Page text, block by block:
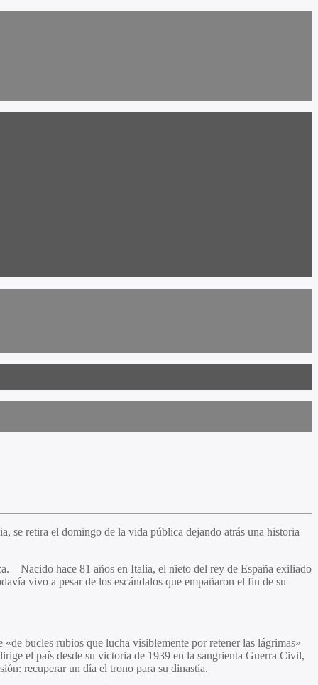
se retira el domingo de la vida pública dejando atrás una historia
Nacido hace 81 años en Italia, el nieto del rey de España exiliado
vivo a pesar de los escándalos que empañaron el fin de su
bucles rubios que lucha visiblemente por retener las lágrimas»
el país desde su victoria de 1939 en la sangrienta Guerra Civil,
recuperar un día el trono para su dinastía.